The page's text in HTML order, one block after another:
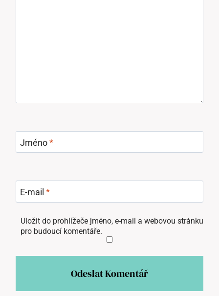
Jméno*
E-mail *
Uložit do prohlížeče jméno, e-mail a webovou stránku
pro budoucí komentáře.